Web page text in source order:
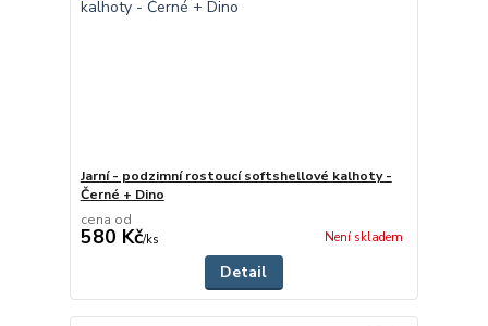
Jarní - podzimní rostoucí softshellové kalhoty -
Černé + Dino
cena od
580 Kč/ks Není skladem
Detail